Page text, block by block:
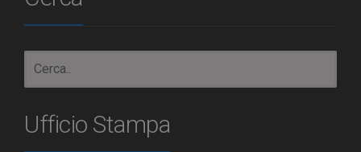
Ufficio Stampa